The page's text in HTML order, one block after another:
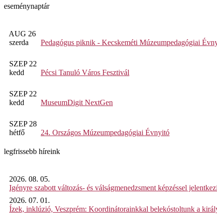
eseménynaptár
AUG 26
szerda
Pedagógus piknik - Kecskeméti Múzeumpedagógiai
SZEP 22
kedd
Pécsi Tanuló Város Fesztivál
SZEP 22
kedd
MuseumDigit NextGen
SZEP 28
hétfő
24. Országos Múzeumpedagógiai Évnyitó
legfrissebb híreink
2026. 08. 05.
Igényre szabott változás- és válságmenedzsment képzéssel
2026. 07. 01.
Ízek, inklúzió, Veszprém: Koordinátorainkkal belekóstoltunk a